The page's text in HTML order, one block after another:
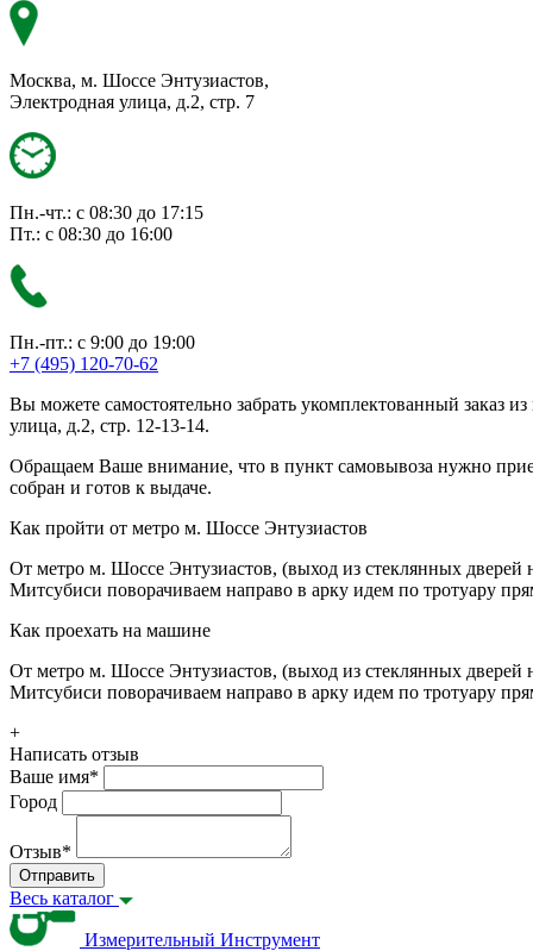
Москва, м. Шоссе Энтузиастов,
Электродная улица, д.2, стр. 7
Пн.-чт.: с 08:30 до 17:15
Пт.: с 08:30 до 16:00
Пн.-пт.: с 9:00 до 19:00
+7 (495) 120-70-62
Вы можете самостоятельно забрать укомплектованный заказ
улица, д.2, стр. 12-13-14.
Обращаем Ваше внимание, что в пункт самовывоза нужно
собран и готов к выдаче.
Как пройти от метро м. Шоссе Энтузиастов
От метро м. Шоссе Энтузиастов, (выход из стеклянных дверей
Митсубиси поворачиваем направо в арку идем по тротуару
Как проехать на машине
От метро м. Шоссе Энтузиастов, (выход из стеклянных дверей
Митсубиси поворачиваем направо в арку идем по тротуару
+
Написать отзыв
Ваше имя*
Город
Отзыв*
Отправить
Весь каталог
Измерительный Инструмент